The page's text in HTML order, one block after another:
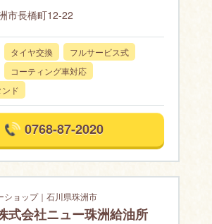
市長橋町12-22
タイヤ交換
フルサービス式
コーティング車対応
ド
0768-87-2020
ショップ｜石川県珠洲市
式会社ニュー珠洲給油所